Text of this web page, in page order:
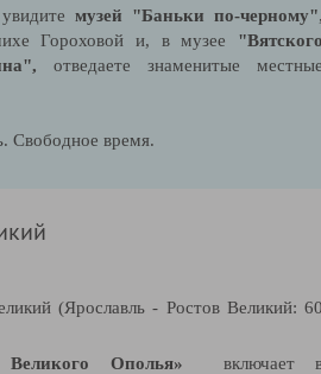
музей "Баньки по-черному"
Гороховой и, в музее
отведаете знаменитые
Свободное время.
(Ярославль - Ростов Великий:
Великого Ополья» включает